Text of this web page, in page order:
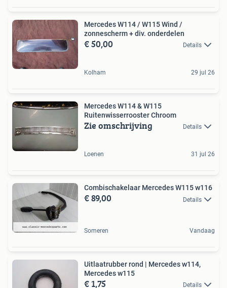
Mercedes W114 / W115 Wind /
zonnescherm + div. onderdelen
€ 50,00 Details
Kolham 29 jul 26
Mercedes W114 & W115
Ruitenwisserrooster Chroom
Zie omschrijving Details
Loenen 31 jul 26
Combischakelaar Mercedes W115 w116
€ 89,00 Details
Someren Vandaag
Uitlaatrubber rond | Mercedes w114,
Mercedes w115
€ 1,75 Details